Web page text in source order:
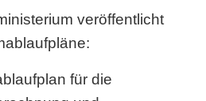
veröffentlicht
für die